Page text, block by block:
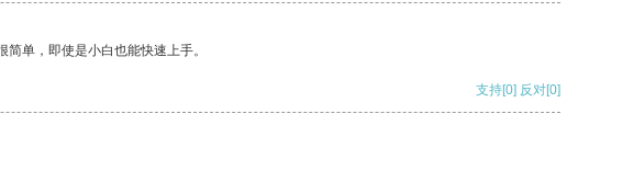
单，即使是小白也能快速上手。
支持[0] 反对[0]